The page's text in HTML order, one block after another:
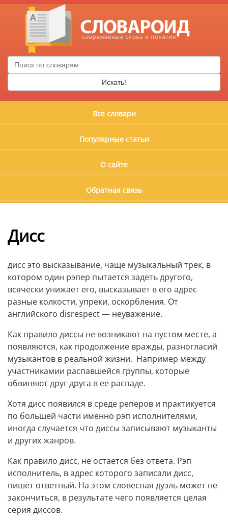
Искать!
Все словари
Популярные статьи
О сайте
Обратная связь
Дисс
дисс это высказывание, чаще музыкальный трек, в
котором один рэпер пытается задеть другого,
всячески унижает его, высказывает в его адрес
разные колкости, упреки, оскорбления. От
английского disrespect — неуважение.
Как правило диссы не возникают на пустом месте, а
появляются, как продолжение вражды, разногласий
музыкантов в реальной жизни. Например между
участникамии распавшейся группы, которые
обвиняют друг друга в ее распаде.
Хотя дисс появился в среде реперов и практикуется
по большей части именно рэп исполнителями,
иногда случается что диссы записывают музыканты
и других жанров.
Как правило дисс, не остается без ответа. Рэп
исполнитель, в адрес которого записали дисс,
пишет ответный. На этом словесная дуэль может не
закончиться, в результате чего появляется целая
серия диссов.